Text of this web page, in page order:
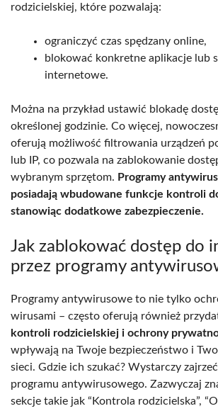
rodzicielskiej, które pozwalają:
ograniczyć czas spędzany online,
blokować konkretne aplikacje lub
internetowe.
Można na przykład ustawić blokadę
określonej godzinie. Co więcej,
oferują możliwość filtrowania urządzeń
lub IP, co pozwala na zablokowanie
wybranym sprzętom. Programy
posiadają wbudowane funkcje kontroli
stanowiąc dodatkowe zabezpieczenie.
Jak zablokować dostęp do
przez programy
Programy antywirusowe to nie tylko
wirusami – często oferują również
kontroli rodzicielskiej i ochrony
wpływają na Twoje bezpieczeństwo i
sieci. Gdzie ich szukać? Wystarczy
programu antywirusowego. Zazwyczaj
sekcje takie jak “Kontrola rodzicielska”,